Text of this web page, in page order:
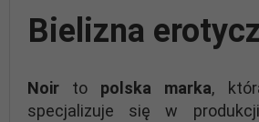
Bielizna
Noir to polska marka,
specjalizuje się w